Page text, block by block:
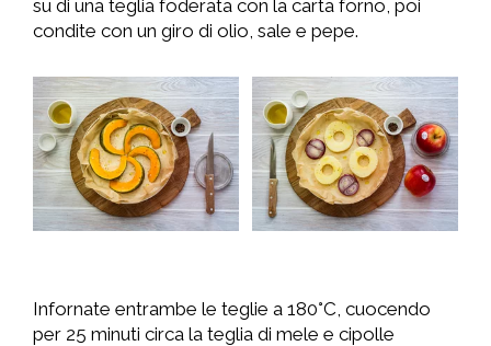
su di una teglia foderata con la carta forno, poi
condite con un giro di olio, sale e pepe.
Infornate entrambe le teglie a 180°C, cuocendo
per 25 minuti circa la teglia di mele e cipolle